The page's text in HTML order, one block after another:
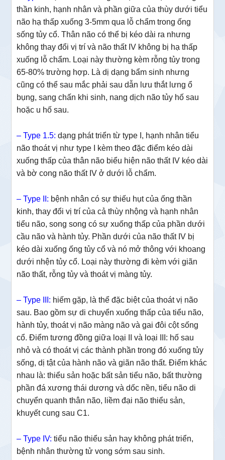
thần kinh, hạnh nhân và phần giữa của thùy dưới tiểu
não hạ thấp xuống 3-5mm qua lỗ chẩm trong ống
sống tủy cổ. Thân não có thể bị kéo dài ra nhưng
không thay đổi vị trí và não thất IV không bị hạ thấp
xuống lỗ chẩm. Loại này thường kèm rỗng tủy trong
65-80% trường hợp. Là dị dạng bẩm sinh nhưng
cũng có thể sau mắc phải sau dẫn lưu thắt lưng ổ
bụng, sang chấn khi sinh, nang dịch não tủy hố sau
hoặc u hố sau.
– Type 1.5: dạng phát triển từ type I, hạnh nhân tiểu
não thoát vị như type I kèm theo đặc điểm kéo dài
xuống thấp của thân não biểu hiện não thất IV kéo dài
và bờ cong não thất IV ở dưới lỗ chẩm.
– Type II: bệnh nhân có sự thiếu hụt của ống thần
kinh, thay đổi vị trí của cả thùy nhộng và hạnh nhân
tiểu não, song song có sự xuống thấp của phần dưới
cầu não và hành tủy. Phần dưới của não thất IV bị
kéo dài xuống ống tủy cổ và nó mở thông với khoang
dưới nhện tủy cổ. Loại này thường đi kèm với giãn
não thất, rỗng tủy và thoát vị màng tủy.
– Type III: hiếm gặp, là thể đặc biệt của thoát vị não
sau. Bao gồm sự di chuyển xuống thấp của tiểu não,
hành tủy, thoát vị não màng não và gai đôi cột sống
cổ. Điểm tương đồng giữa loại II và loại III: hố sau
nhỏ và có thoát vị các thành phần trong đó xuống tủy
sống, dị tật của hành não và giãn não thất. Điểm khác
nhau là: thiểu sản hoặc bất sản tiểu não, bất thường
phần đá xương thái dương và dốc nền, tiểu não di
chuyển quanh thân não, liềm đại não thiểu sản,
khuyết cung sau C1.
– Type IV: tiểu não thiểu sản hay không phát triển,
bệnh nhân thường tử vong sớm sau sinh.